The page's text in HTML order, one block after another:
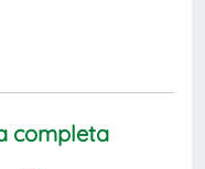
completa